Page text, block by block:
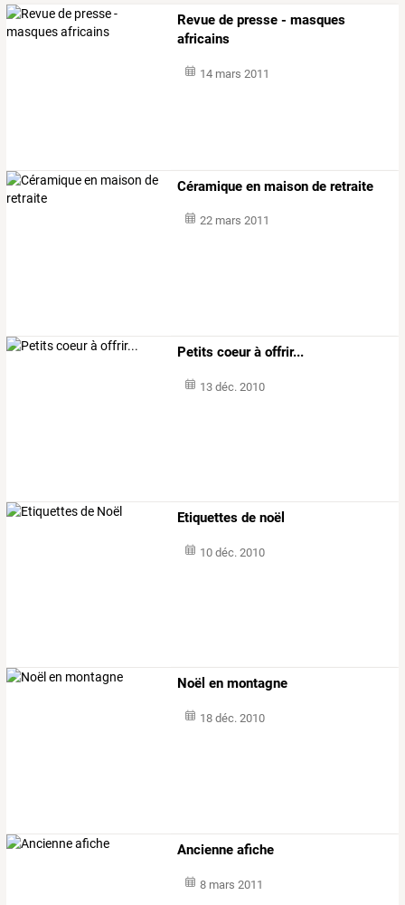
Revue de presse - masques
africains
14 mars 2011
Céramique en maison de retraite
22 mars 2011
Petits coeur à offrir...
13 déc. 2010
Etiquettes de noël
10 déc. 2010
Noël en montagne
18 déc. 2010
Ancienne afiche
8 mars 2011